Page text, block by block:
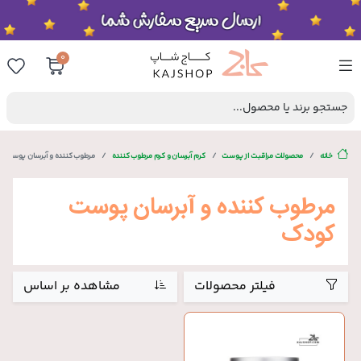
0
جستجو برند یا محصول...
خانه محصولات مراقبت از پوست کرم آبرسان و کرم مرطوب کننده مرطوب کننده و آبرسان پوست
مرطوب کننده و آبرسان پوست
کودک
فیلتر محصولات مشاهده بر اساس